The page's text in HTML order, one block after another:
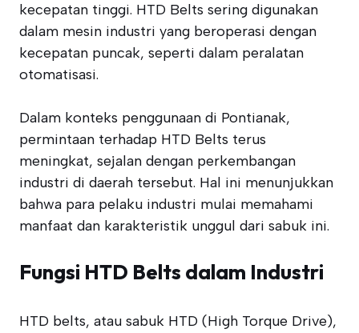
kecepatan tinggi. HTD Belts sering digunakan
dalam mesin industri yang beroperasi dengan
kecepatan puncak, seperti dalam peralatan
otomatisasi.
Dalam konteks penggunaan di Pontianak,
permintaan terhadap HTD Belts terus
meningkat, sejalan dengan perkembangan
industri di daerah tersebut. Hal ini menunjukkan
bahwa para pelaku industri mulai memahami
manfaat dan karakteristik unggul dari sabuk ini.
Fungsi HTD Belts dalam Industri
HTD belts, atau sabuk HTD (High Torque Drive),